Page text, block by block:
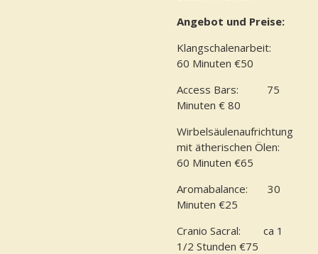
Angebot und Preise:
Klangschalenarbeit:
60 Minuten €50
Access Bars: 75
Minuten € 80
Wirbelsäulenaufrichtung
mit ätherischen Ölen:
60 Minuten €65
Aromabalance: 30
Minuten €25
Cranio Sacral: ca 1
1/2 Stunden €75